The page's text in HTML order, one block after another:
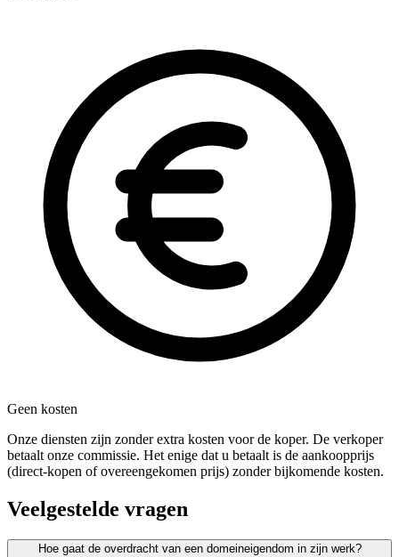
Geen kosten
Onze diensten zijn zonder extra kosten voor de koper. De verkoper
betaalt onze commissie. Het enige dat u betaalt is de aankoopprijs
(direct-kopen of overeengekomen prijs) zonder bijkomende kosten.
Veelgestelde vragen
Hoe gaat de overdracht van een domeineigendom in zijn werk?